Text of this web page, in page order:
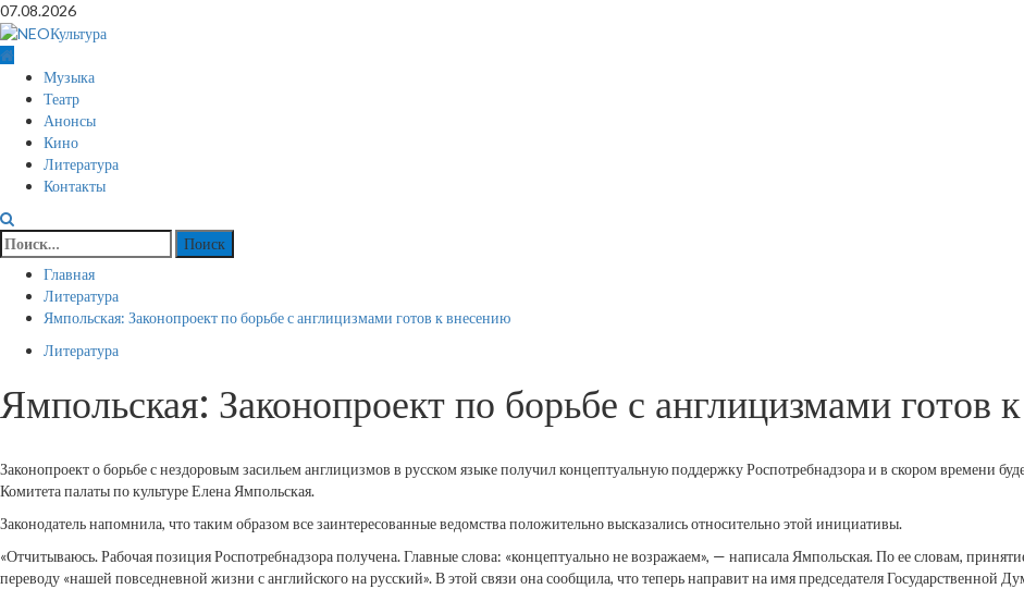
Перейти
к
содержимому
07.08.2026
Основное
меню
Музыка
Театр
Анонсы
Кино
Литература
Контакты
Найти:
Главная
Литература
Ямпольская: Законопроект по борьбе с англицизмами готов к внесению
Литература
Ямпольская: Законопроект по борьбе с англицизмами готов
Законопроект о борьбе с нездоровым засильем англицизмов в русском языке получил концептуальную поддержку Роспотребнадзора и в скором времени
Комитета палаты по культуре Елена Ямпольская.
Законодатель напомнила, что таким образом все заинтересованные ведомства положительно высказались относительно этой инициативы.
«Отчитываюсь. Рабочая позиция Роспотребнадзора получена. Главные слова: «концептуально не возражаем», — написала Ямпольская. По ее словам,
переводу «нашей повседневной жизни с английского на русский». В этой связи она сообщила, что теперь направит на имя председателя Государственной